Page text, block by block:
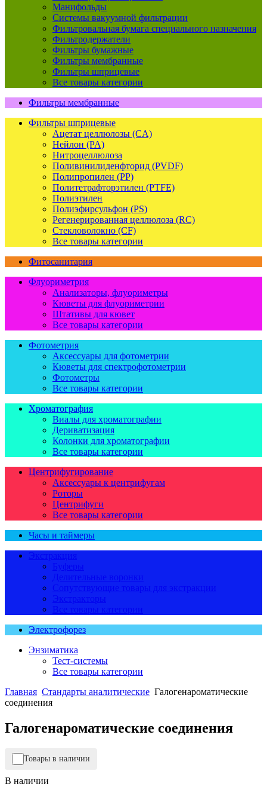
Манифольды
Системы вакуумной фильтрации
Фильтровальная бумага специального назначения
Фильтродержатели
Фильтры бумажные
Фильтры мембранные
Фильтры шприцевые
Все товары категории
Фильтры мембранные
Фильтры шприцевые
Ацетат целлюлозы (CA)
Нейлон (PA)
Нитроцеллюлоза
Поливинилиденфторид (PVDF)
Полипропилен (PP)
Политетрафторэтилен (PTFE)
Полиэтилен
Полиэфирсульфон (PS)
Регенерированная целлюлоза (RC)
Стекловолокно (CF)
Все товары категории
Фитосанитария
Флуориметрия
Анализаторы, флуориметры
Кюветы для флуориметрии
Штативы для кювет
Все товары категории
Фотометрия
Аксессуары для фотометрии
Кюветы для спектрофотометрии
Фотометры
Все товары категории
Хроматография
Виалы для хроматографии
Дериватизация
Колонки для хроматографии
Все товары категории
Центрифугирование
Аксессуары к центрифугам
Роторы
Центрифуги
Все товары категории
Часы и таймеры
Экстракция
Буферы
Делительные воронки
Сопутствующие товары для экстракции
Экстракторы
Все товары категории
Электрофорез
Энзиматика
Тест-системы
Все товары категории
Главная Стандарты аналитические Галогенароматические
соединения
Галогенароматические соединения
Товары в наличии
В наличии